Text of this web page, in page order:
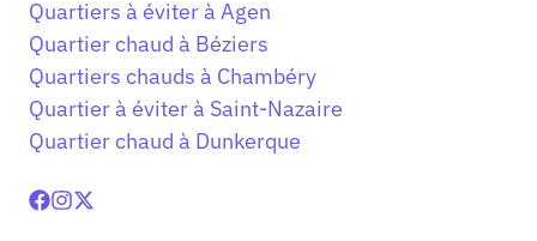
Quartiers à éviter à Agen
Quartier chaud à Béziers
Quartiers chauds à Chambéry
Quartier à éviter à Saint-Nazaire
Quartier chaud à Dunkerque